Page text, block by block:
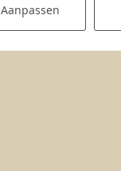
Aanpassen